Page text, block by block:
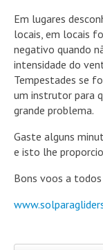
Em lugares
locais, em locais
negativo quando
intensidade do
Tempestades se
um instrutor para
grande problema.
Gaste alguns
e isto lhe
Bons voos a todos